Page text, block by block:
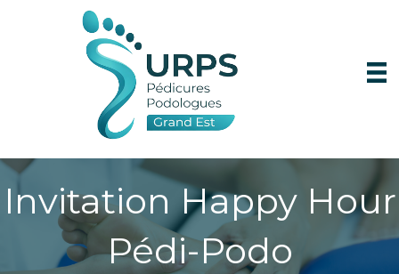
Invitation Happy Hour
Pédi-Podo